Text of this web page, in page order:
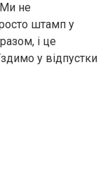
Ми не
штамп у
і це
у відпустки